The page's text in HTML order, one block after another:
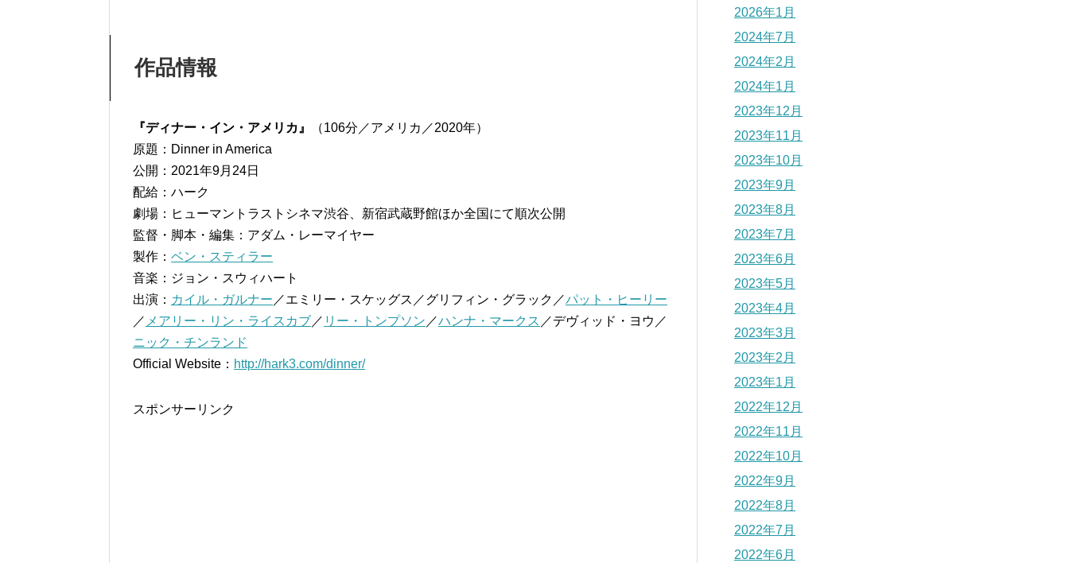
作品情報
『ディナー・イン・アメリカ』
（106分／アメリカ／2020年）
原題：Dinner in America
公開：2021年9月24日
配給：ハーク
劇場：ヒューマントラストシネマ渋谷、新宿武蔵野館ほか全国にて順次公開
監督・脚本・編集：アダム・レーマイヤー
製作： ベン・スティラー
音楽：ジョン・スウィハート
出演： カイル・ガルナー ／エミリー・スケッグス／グリフィン・グラック／パット・ヒーリー
／ メアリー・リン・ライスカブ／ リー・トンプソン ／ハンナ・マークス ／デヴィッド・ヨウ／
ニック・チンランド
Official Website： http://hark3.com/dinner/
スポンサーリンク
2026年1月
2024年7月
2024年2月
2024年1月
2023年12月
2023年11月
2023年10月
2023年9月
2023年8月
2023年7月
2023年6月
2023年5月
2023年4月
2023年3月
2023年2月
2023年1月
2022年12月
2022年11月
2022年10月
2022年9月
2022年8月
2022年7月
2022年6月